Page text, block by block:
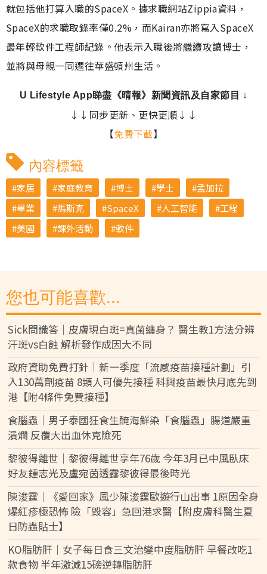
就包括他打算入職的SpaceX。據求職網站Zippia資料，
SpaceX的求職取錄率僅0.2%，而Kairan亦將寫入SpaceX
最年輕軟件工程師紀錄。他表示入職後將繼續攻讀博士，
並將與母親一同遷往華盛頓州生活。
U Lifestyle App睇盡《晴報》新聞資訊及自家節目 ↓
↓↓同步更新、更快更順↓↓
【免費下載】
內容標籤
家居 家庭教育 博士 學士
孟加拉
畢業
馬斯克 SpaceX 人工智能
工程
美國
課外活動 軟件
您也可能喜歡...
Sick問識答｜皮膚現白斑=真菌纏身？ 醫生教1方法分辨
汗斑vs白蝕 解析發作成因大不同
政府資助免費打針｜新一季度「流感疫苗接種計劃」引
入130萬劑疫苗 8類人可優先接種 科興疫苗最快月底先到
港【附4條件免費接種】
食腦蟲｜男子泰國狂食生醃海鮮染「食腦蟲」腸道嚴重
潰爛 反覆大出血休克險死
黎彼得離世｜黎彼得離世享年76歲 今年3月已中風臥床
好友鍾志光及盧宛茵透露黎彼得最後時光
陳浚霆｜《愛回家》風少陳浚霆歐遊行山出事 1原因全身
爆紅疹極恐怖 險「毀容」急回港求醫【附皮膚科醫生夏
日防蟲貼士】
KO脂肪肝｜女子每日食三文治變中度脂肪肝 早餐改吃1
款食物 半年激減15磅逆轉脂肪肝